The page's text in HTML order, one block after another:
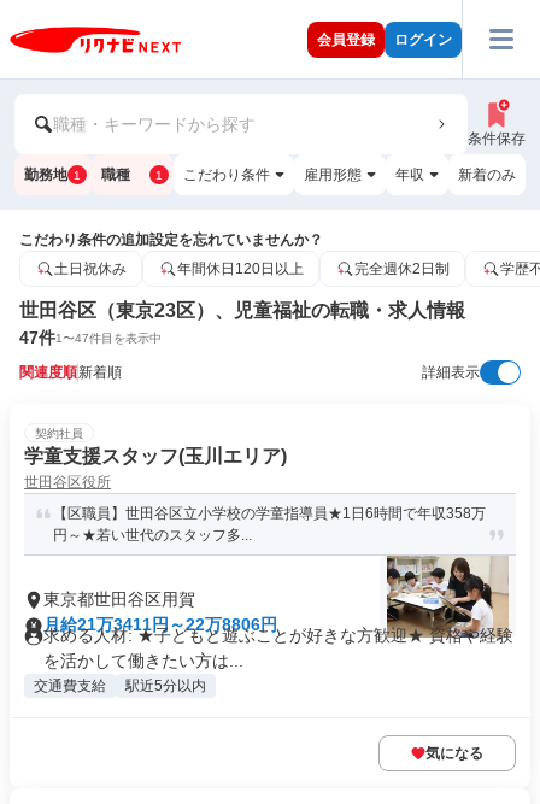
会員登録 ログイン
職種・キーワードから探す
条件保存
勤務地 1 職種 1 こだわり条件 雇用形態 年収 新着のみ
こだわり条件の追加設定を忘れていませんか？
土日祝休み
年間休日120日以上 完全週休2日制 学歴
世田谷区（東京23区）、児童福祉の転職・求人情報
47件1〜47件目を表示中
関連度順新着順 詳細表示
契約社員
学童支援スタッフ(玉川エリア)
世田谷区役所
【区職員】世田谷区立小学校の学童指導員★1日6時間で年収358万
円～★若い世代のスタッフ多...
東京都世田谷区用賀
月給21万3411円～22万8806円
求める人材: ★子どもと遊ぶことが好きな方歓迎★ 資格や経験
を活かして働きたい方は...
交通費支給 駅近5分以内
気になる